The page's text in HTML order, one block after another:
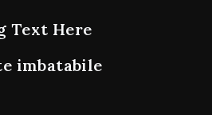
Text Here
imbatabile